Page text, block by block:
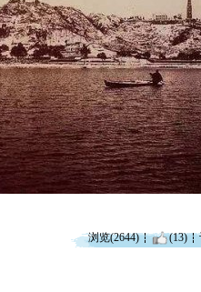
浏览(2644) (13)